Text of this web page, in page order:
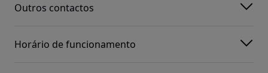
Outros contactos
Horário de funcionamento